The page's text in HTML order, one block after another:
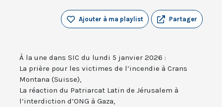
Partager
Ajouter à ma playlist
À la une dans SIC du lundi 5 janvier 2026 :
La prière pour les victimes de l’incendie à Crans
Montana (Suisse),
La réaction du Patriarcat Latin de Jérusalem à
l’interdiction d’ONG à Gaza,